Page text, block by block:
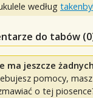
według
do tabów (0
ma jeszcze
pomocy,
o tej